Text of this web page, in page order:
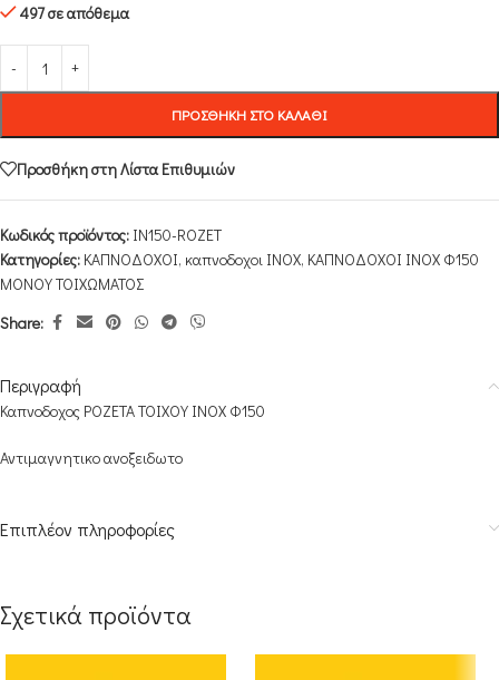
497 σε απόθεμα
ΠΡΟΣΘΉΚΗ ΣΤΟ ΚΑΛΆΘΙ
Προσθήκη στη Λίστα Επιθυμιών
Κωδικός προϊόντος: IN150-ROZET
Κατηγορίες: ΚΑΠΝΟΔΟΧΟΙ, καπνοδοχοι INOX, ΚΑΠΝΟΔΟΧΟΙ ΙΝΟΧ Φ150
ΜΟΝΟΥ ΤΟΙΧΩΜΑΤΟΣ
Share:
Περιγραφή
Καπνοδοχος ΡΟΖΕΤΑ ΤΟΙΧΟΥ INOX Φ150
Αντιμαγνητικο ανοξειδωτο
Επιπλέον πληροφορίες
Σχετικά προϊόντα